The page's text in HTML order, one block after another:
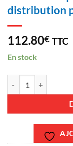
distribution
112.80€ TTC
En stock